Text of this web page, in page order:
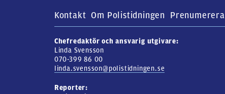
Kontakt Om Polistidningen Prenumerera
Chefredaktör och ansvarig utgivare:
Linda Svensson
070-399 86 00
linda.svensson@polistidningen.se
Reporter: